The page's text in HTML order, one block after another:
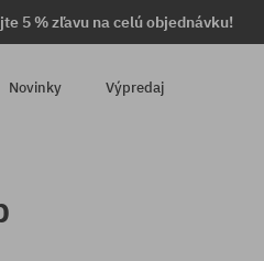
5 % zľavu na celú objednávku!
Novinky Výpredaj